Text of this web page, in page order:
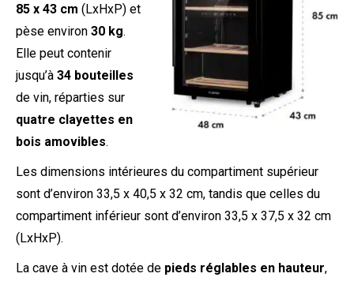
85 x 43 cm (LxHxP) et
pèse environ 30 kg.
Elle peut contenir
jusqu’à 34 bouteilles
de vin, réparties sur
quatre clayettes en
bois amovibles.
Les dimensions intérieures du compartiment supérieur
sont d’environ 33,5 x 40,5 x 32 cm, tandis que celles du
compartiment inférieur sont d’environ 33,5 x 37,5 x 32 cm
(LxHxP).
La cave à vin est dotée de pieds réglables en hauteur,